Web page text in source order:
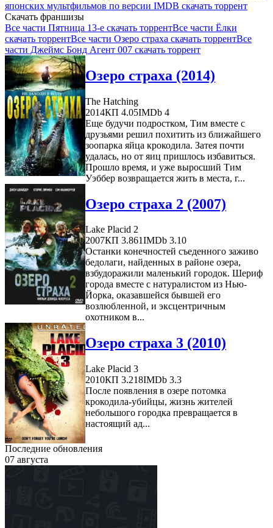
японских мультфильмов по версии IMDB скачать торрент
Скачать франшизы
Все части Пятница 13-е скачать торрентВсе части Ёлки
скачать торрентВсе части Озеро страха скачать торрентВсе
части Джеймс Бонд Агент 007 скачать торрент
Озеро страха (2014)
The Hatching
2014КП 4.05IMDb 4
Еще будучи подростком, Тим вместе с
друзьями решил похитить из ближайшего
зоопарка яйца крокодила. Затея почти
удалась, но от яиц пришлось избавиться.
Прошло время, и уже выросший Тим
Уэббер возвращается жить в места, г...
Озеро страха 2 (2007)
Lake Placid 2
2007КП 3.861IMDb 3.10
Останки конечностей съеденного заживо
бедолаги, найденных в районе озера,
взбудоражили маленький городок. Шериф
города вместе с натуралистом из Нью-
Йорка, оказавшейся бывшей его
возлюбленной, и эксцентричным
охотником в...
Озеро страха 3 (2010)
Lake Placid 3
2010КП 3.218IMDb 3.3
После появления в озере потомка
крокодила-убийцы, жизнь жителей
небольшого городка превращается в
настоящий ад...
Последние обновления
07 августа